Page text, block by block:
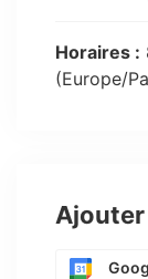
Horaires :
(Europe/